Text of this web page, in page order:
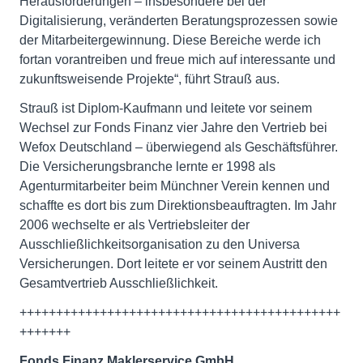
Digitalisierung, veränderten Beratungsprozessen sowie
der Mitarbeitergewinnung. Diese Bereiche werde ich
fortan vorantreiben und freue mich auf interessante und
zukunftsweisende Projekte“, führt Strauß aus.
Strauß ist Diplom-Kaufmann und leitete vor seinem
Wechsel zur Fonds Finanz vier Jahre den Vertrieb bei
Wefox Deutschland – überwiegend als Geschäftsführer.
Die Versicherungsbranche lernte er 1998 als
Agenturmitarbeiter beim Münchner Verein kennen und
schaffte es dort bis zum Direktionsbeauftragten. Im Jahr
2006 wechselte er als Vertriebsleiter der
Ausschließlichkeitsorganisation zu den Universa
Versicherungen. Dort leitete er vor seinem Austritt den
Gesamtvertrieb Ausschließlichkeit.
++++++++++++++++++++++++++++++++++++++++++++
+++++++